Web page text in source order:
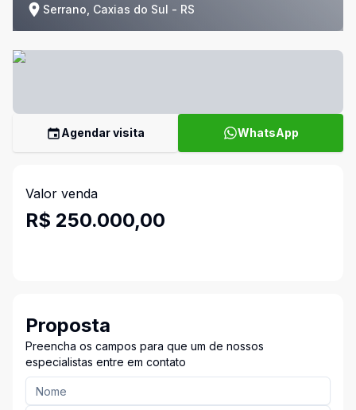
Serrano, Caxias do Sul - RS
Agendar visita WhatsApp
Valor venda
R$ 250.000,00
Proposta
Preencha os campos para que um de nossos
especialistas entre em contato